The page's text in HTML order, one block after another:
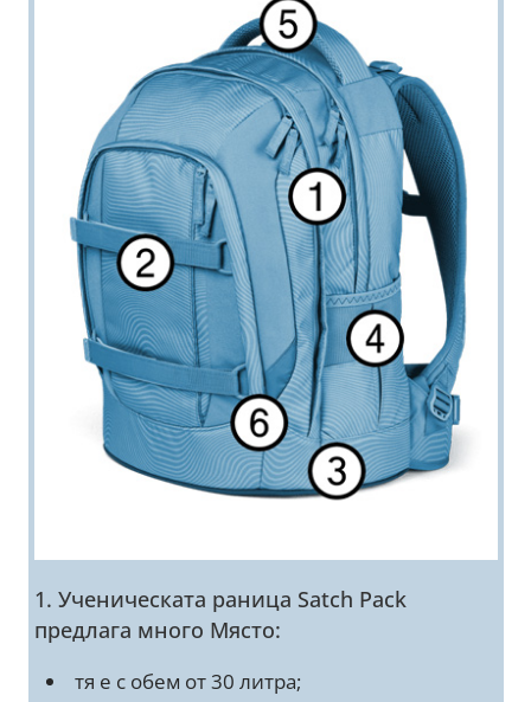
1. Ученическата раница Satch Pack
предлага много Място:
тя е с обем от 30 литра;